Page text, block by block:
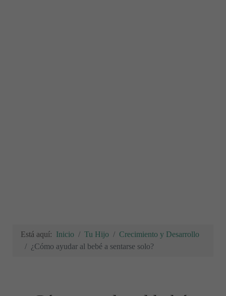
Está aquí: Inicio Tu Hijo
Crecimiento y Desarrollo
¿Cómo ayudar al bebé a sentarse solo?